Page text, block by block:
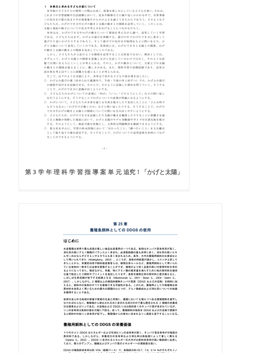
第 3 学 年 理 科 学 習 指 導 案 単 元 追究！「かげと太陽」